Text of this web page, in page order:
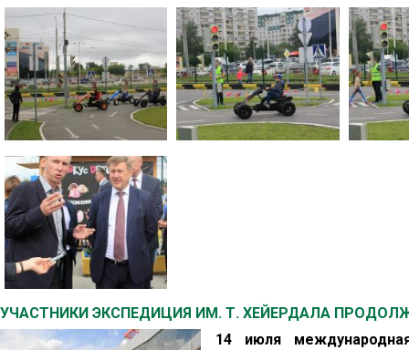
УЧАСТНИКИ ЭКСПЕДИЦИЯ ИМ. Т. ХЕЙЕРДАЛА
14 июля